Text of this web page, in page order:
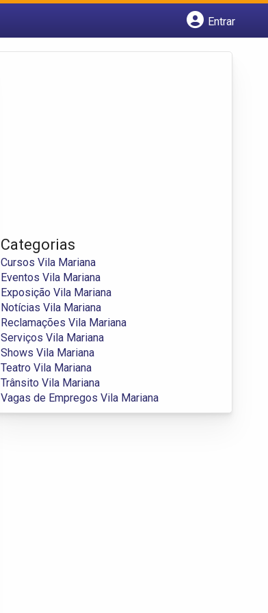
Entrar
Categorias
Cursos Vila Mariana
Eventos Vila Mariana
Exposição Vila Mariana
Notícias Vila Mariana
Reclamações Vila Mariana
Serviços Vila Mariana
Shows Vila Mariana
Teatro Vila Mariana
Trânsito Vila Mariana
Vagas de Empregos Vila Mariana